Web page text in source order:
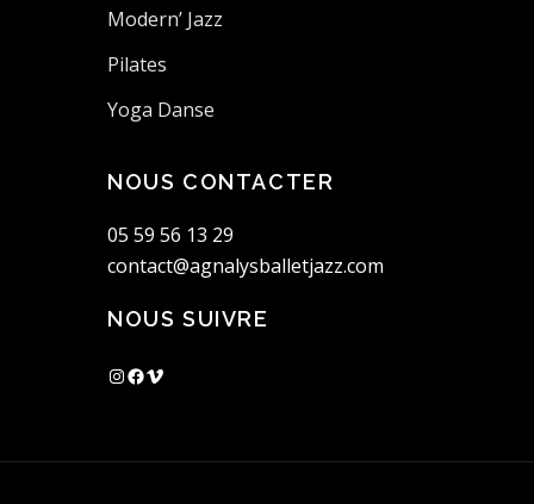
Modern’ Jazz
Pilates
Yoga Danse
NOUS CONTACTER
05 59 56 13 29
contact@agnalysballetjazz.com
NOUS SUIVRE
Instagram
Facebook